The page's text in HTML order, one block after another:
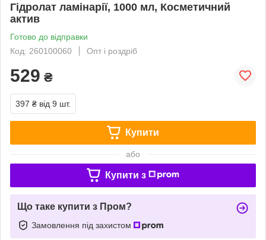
Гідролат ламінарії, 1000 мл, Косметичний
актив
Готово до відправки
Код: 260100060
Опт і роздріб
529 ₴
397 ₴ від 9 шт.
Купити
або
Купити з
Що таке купити з Пром?
Замовлення під захистом